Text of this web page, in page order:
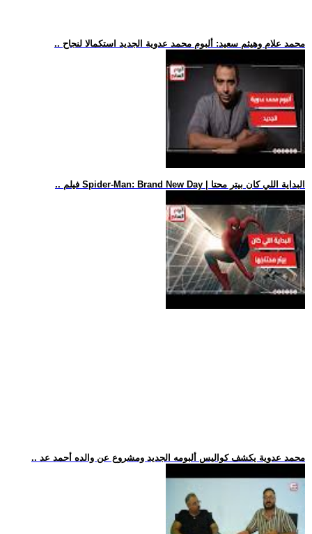
.. محمد علام وهيثم سعيد: ألبوم محمد عدوية الجديد استكمالا لنجاح
.. فيلم Spider-Man: Brand New Day | البداية اللي كان بيتر محتا
.. محمد عدوية يكشف كواليس ألبومه الجديد ومشروع عن والده أحمد عد